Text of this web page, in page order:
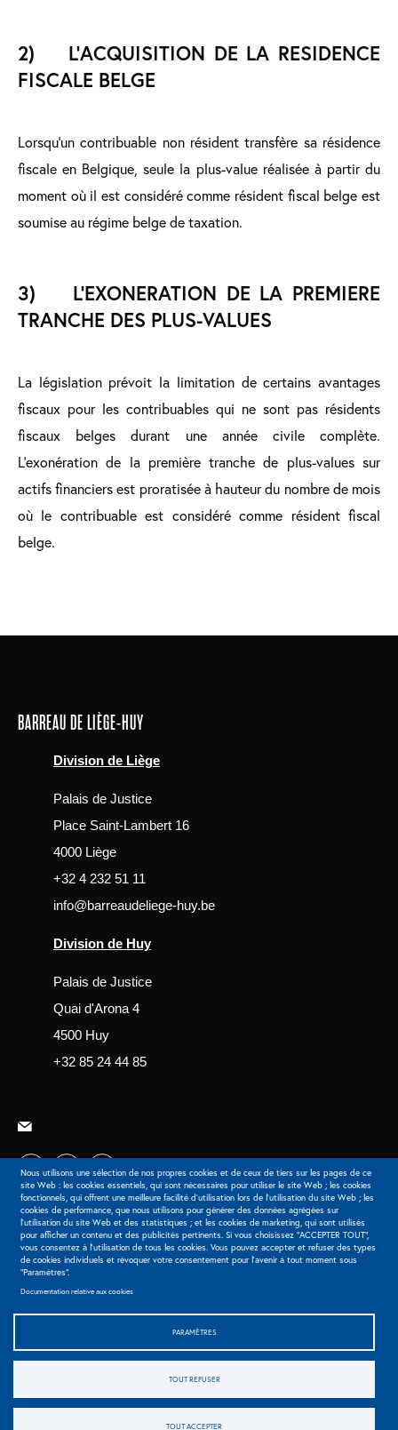
Sidebar
2) L’ACQUISITION DE LA RESIDENCE
FISCALE BELGE
Lorsqu’un contribuable non résident transfère sa résidence
fiscale en Belgique, seule la plus-value réalisée à partir du
moment où il est considéré comme résident fiscal belge est
soumise au régime belge de taxation.
3) L’EXONERATION DE LA PREMIERE
TRANCHE DES PLUS-VALUES
La législation prévoit la limitation de certains avantages
fiscaux pour les contribuables qui ne sont pas résidents
fiscaux belges durant une année civile complète.
L’exonération de la première tranche de plus-values sur
actifs financiers est proratisée à hauteur du nombre de mois
où le contribuable est considéré comme résident fiscal
belge.
navigation
Nous utilisons une sélection de nos propres cookies et de ceux de tiers sur les pages de ce
site Web : les cookies essentiels, qui sont nécessaires pour utiliser le site Web ; les cookies
fonctionnels, qui offrent une meilleure facilité d'utilisation lors de l'utilisation du site Web ; les
cookies de performance, que nous utilisons pour générer des données agrégées sur
l'utilisation du site Web et des statistiques ; et les cookies de marketing, qui sont utilisés
pour afficher un contenu et des publicités pertinents. Si vous choisissez "ACCEPTER TOUT",
vous consentez à l'utilisation de tous les cookies. Vous pouvez accepter et refuser des types
de cookies individuels et révoquer votre consentement pour l'avenir à tout moment sous
"Paramètres".
Documentation relative aux cookies
PARAMÈTRES
TOUT REFUSER
TOUT ACCEPTER
BARREAU DE LIÈGE-HUY
Division de Liège
Palais de Justice
Place Saint-Lambert 16
4000 Liège
+32 4 232 51 11
info@barreaudeliege-huy.be
Division de Huy
Palais de Justice
Quai d'Arona 4
4500 Huy
+32 85 24 44 85
Extranet
Legals
Politique de protection des données - BAJ